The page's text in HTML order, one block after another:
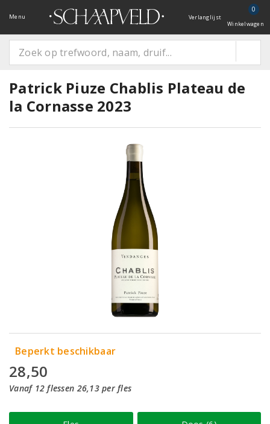
Menu Verlanglijst
0
Winkelwagen
Patrick Piuze Chablis Plateau de
la Cornasse 2023
Beperkt beschikbaar
28,50
Vanaf 12 flessen 26,13 per fles